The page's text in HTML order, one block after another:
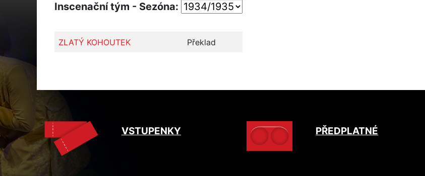
Inscenační tým - Sezóna:
ZLATÝ KOHOUTEK Překlad
VSTUPENKY PŘEDPLATNÉ